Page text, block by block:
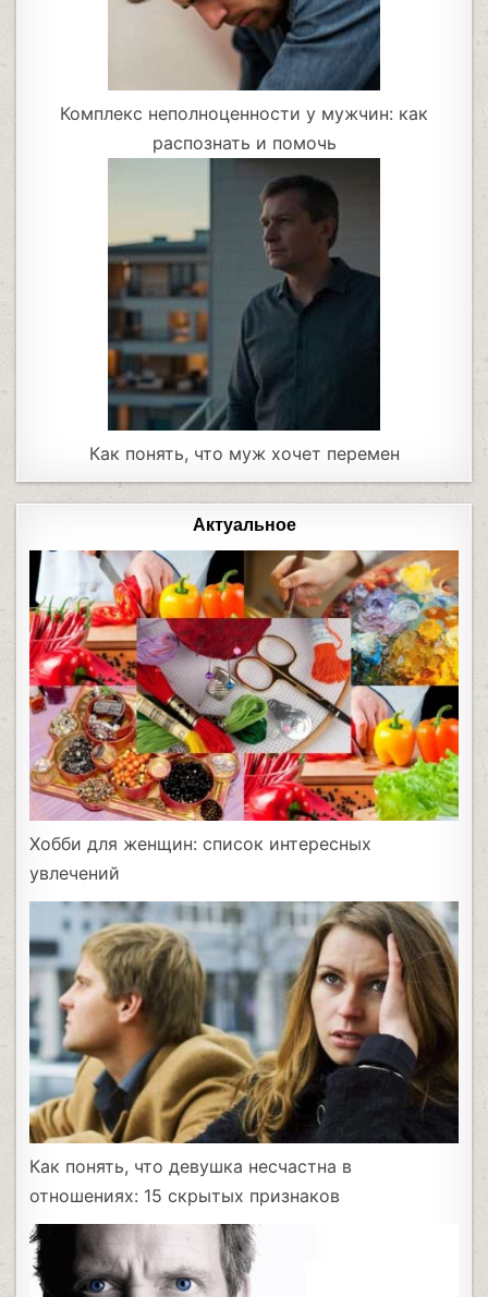
Комплекс неполноценности у мужчин: как
распознать и помочь
Как понять, что муж хочет перемен
Актуальное
Хобби для женщин: список интересных
увлечений
Как понять, что девушка несчастна в
отношениях: 15 скрытых признаков